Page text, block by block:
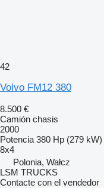
42
Volvo FM12 380
8.500 €
Camión chasis
2000
Potencia 380 Hp (279 kW)
8x4
Polonia, Wałcz
LSM TRUCKS
Contacte con el vendedor